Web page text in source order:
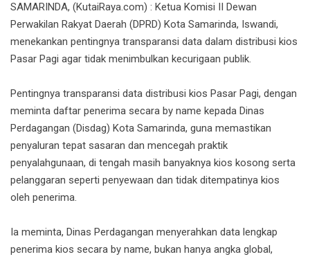
SAMARINDA, (KutaiRaya.com) : Ketua Komisi II Dewan
Perwakilan Rakyat Daerah (DPRD) Kota Samarinda, Iswandi,
menekankan pentingnya transparansi data dalam distribusi kios
Pasar Pagi agar tidak menimbulkan kecurigaan publik.
Pentingnya transparansi data distribusi kios Pasar Pagi, dengan
meminta daftar penerima secara by name kepada Dinas
Perdagangan (Disdag) Kota Samarinda, guna memastikan
penyaluran tepat sasaran dan mencegah praktik
penyalahgunaan, di tengah masih banyaknya kios kosong serta
pelanggaran seperti penyewaan dan tidak ditempatinya kios
oleh penerima.
Ia meminta, Dinas Perdagangan menyerahkan data lengkap
penerima kios secara by name, bukan hanya angka global,